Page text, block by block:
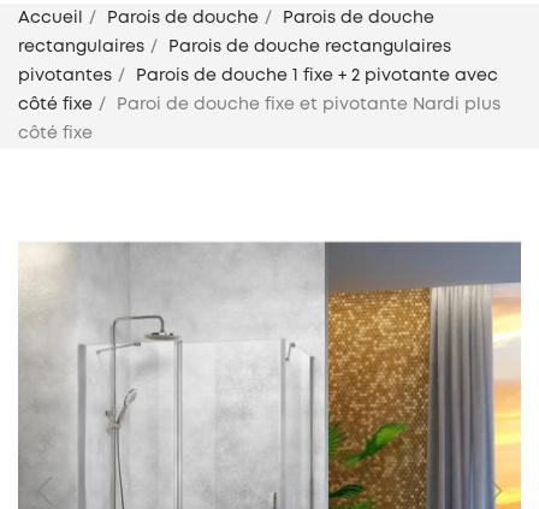
navigation
Accueil Parois de douche
Parois de douche
rectangulaires
Parois de douche rectangulaires
pivotantes
Parois de douche 1 fixe + 2 pivotante avec
côté fixe
Paroi de douche fixe et pivotante Nardi plus
côté fixe